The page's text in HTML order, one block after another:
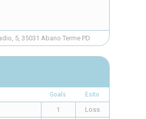
5, 35031 Abano Terme PD
Goals Esito
1
Loss